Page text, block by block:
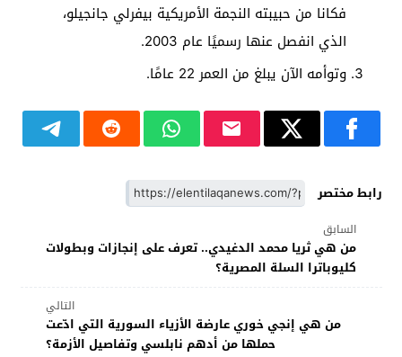
فكانا من حبيبته النجمة الأمريكية بيفرلي جانجيلو،
الذي انفصل عنها رسميًا عام 2003.
وتوأمه الآن يبلغ من العمر 22 عامًا.
رابط مختصر
السابق
من هي ثريا محمد الدغيدي.. تعرف على إنجازات وبطولات
كليوباترا السلة المصرية؟
التالي
من هي إنجي خوري عارضة الأزياء السورية التي ادّعت
حملها من أدهم نابلسي وتفاصيل الأزمة؟